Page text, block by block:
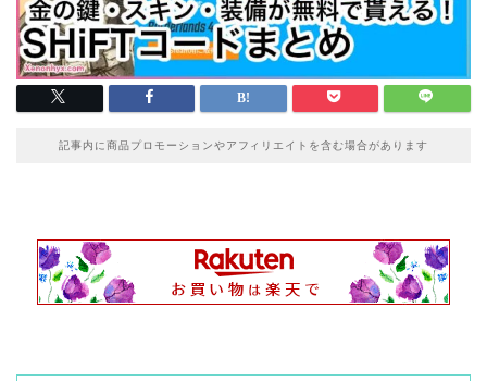
記事内に商品プロモーションやアフィリエイトを含む場合があります